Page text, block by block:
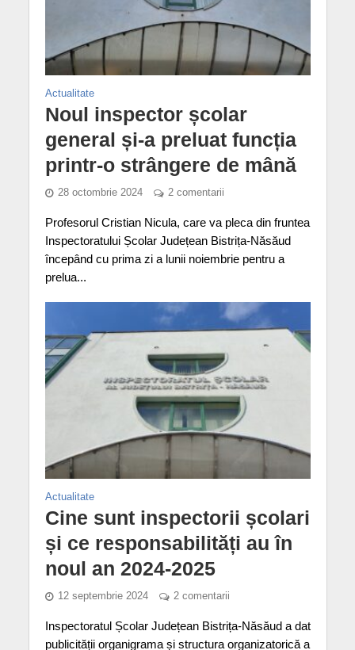
Actualitate
Noul inspector școlar
general și-a preluat funcția
printr-o strângere de mână
28 octombrie 2024 2 comentarii
Profesorul Cristian Nicula, care va pleca din fruntea
Inspectoratului Școlar Județean Bistrița-Năsăud
începând cu prima zi a lunii noiembrie pentru a
prelua...
Actualitate
Cine sunt inspectorii școlari
și ce responsabilități au în
noul an 2024-2025
12 septembrie 2024 2 comentarii
Inspectoratul Școlar Județean Bistrița-Năsăud a dat
publicității organigrama și structura organizatorică a